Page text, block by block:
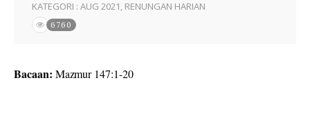
KATEGORI : AUG 2021, RENUNGAN HARIAN
6760
Bacaan: Mazmur 147:1-20